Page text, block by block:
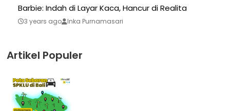
Barbie: Indah di Layar Kaca, Hancur di Realita
3 years ago Inka Purnamasari
Artikel Populer